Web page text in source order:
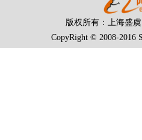
版权所有：上海盛
CopyRight © 2008-2016